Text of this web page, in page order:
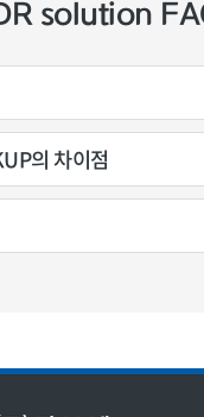
solution
의 차이점